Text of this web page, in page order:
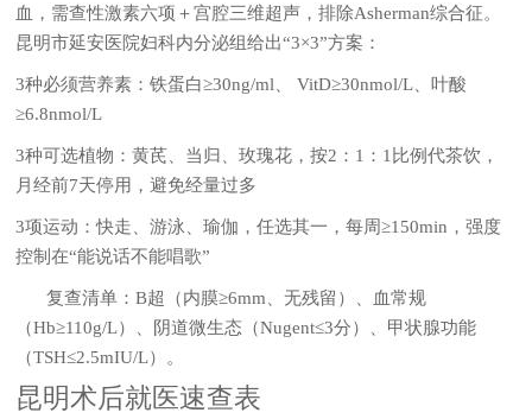
血，需查性激素六项＋宫腔三维超声，排除Asherman综合征。
昆明市延安医院妇科内分泌组给出“3×3”方案：
3种必须营养素：铁蛋白≥30ng/ml、 VitD≥30nmol/L、叶酸
≥6.8nmol/L
3种可选植物：黄芪、当归、玫瑰花，按2：1：1比例代茶饮，
月经前7天停用，避免经量过多
3项运动：快走、游泳、瑜伽，任选其一，每周≥150min，强度
控制在“能说话不能唱歌”
复查清单：B超（内膜≥6mm、无残留）、血常规
（Hb≥110g/L）、阴道微生态（Nugent≤3分）、甲状腺功能
（TSH≤2.5mIU/L）。
昆明术后就医速查表